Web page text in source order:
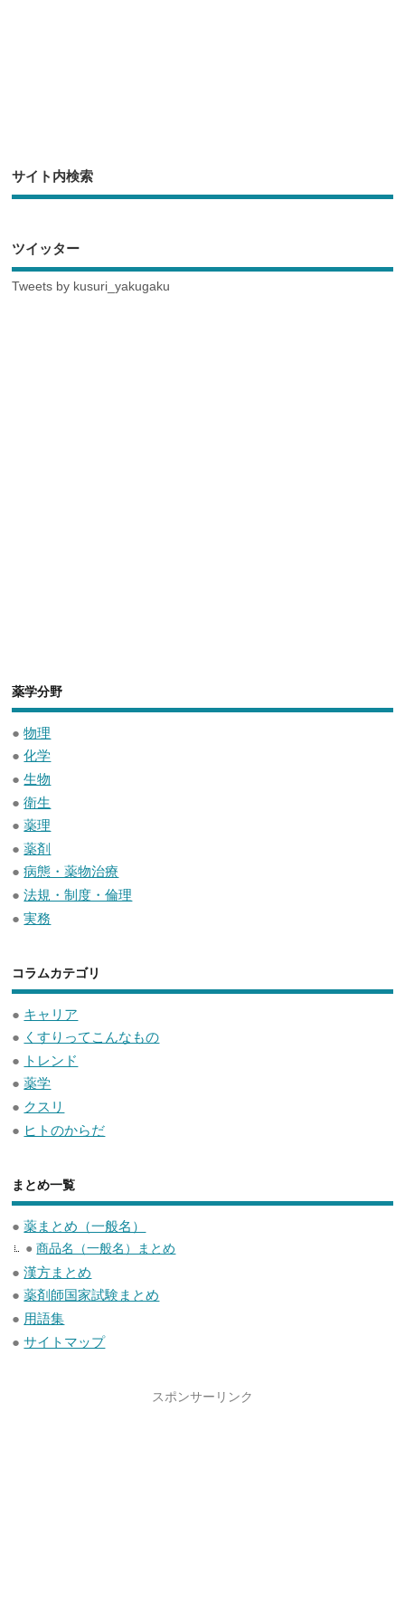
サイト内検索
ツイッター
Tweets by kusuri_yakugaku
薬学分野
●物理
●化学
●生物
●衛生
●薬理
●薬剤
●病態・薬物治療
●法規・制度・倫理
●実務
コラムカテゴリ
● キャリア
● くすりってこんなもの
● トレンド
●薬学
● クスリ
● ヒトのからだ
まとめ一覧
●薬まとめ（一般名）
●商品名（一般名）まとめ
●漢方まとめ
●薬剤師国家試験まとめ
● 用語集
●サイトマップ
スポンサーリンク